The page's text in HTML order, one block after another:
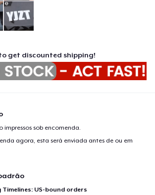
to get discounted shipping!
impressos sob encomenda.
agora, esta será enviada antes de ou em
US-bound orders